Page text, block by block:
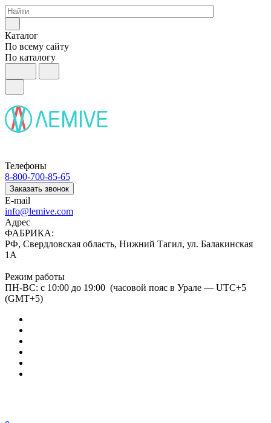
Каталог
По всему сайту
По каталогу
Телефоны
8-800-700-85-65
Заказать звонок
E-mail
info@lemive.com
Адрес
ФАБРИКА:
РФ, Свердловская область, Нижний Тагил, ул. Балакинская
1А
Режим работы
ПН-ВС: с 10:00 до 19:00 (часовой пояс в Урале — UTC+5
(GMT+5)